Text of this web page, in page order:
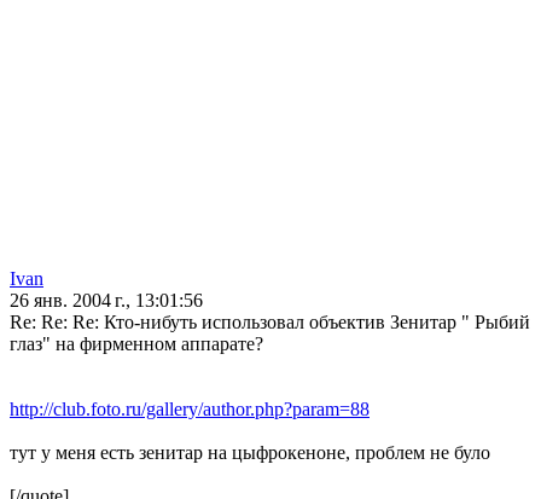
Ivan
26 янв. 2004 г., 13:01:56
Re: Re: Re: Кто-нибуть использовал объектив Зенитар " Рыбий
глаз" на фирменном аппарате?
http://club.foto.ru/gallery/author.php?param=88
тут у меня есть зенитар на цыфрокеноне, проблем не було